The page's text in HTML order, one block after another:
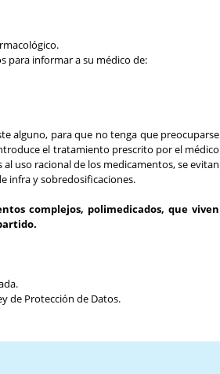
medicamento?.
para informar a su médico de:
alguno, para que no tenga que preocuparse
el tratamiento prescrito por el médico
uso racional de los medicamentos, se evitan
infra y sobredosificaciones.
complejos, polimedicados, que viven
de Protección de Datos.